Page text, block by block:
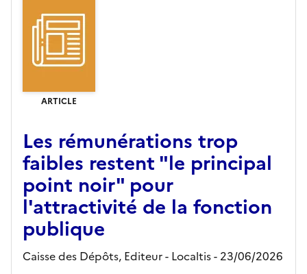
ARTICLE
Les rémunérations trop
faibles restent "le principal
point noir" pour
l'attractivité de la fonction
publique
Caisse des Dépôts, Editeur- Localtis- 23/06/2026